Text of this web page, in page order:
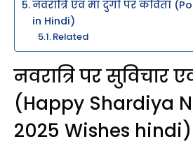
नवरात्रि एवं माँ दुर्गा पर कविता
in Hindi)
Related
नवरात्रि पर सुविचार
(Happy Shardiya
2025 Wishes hindi)